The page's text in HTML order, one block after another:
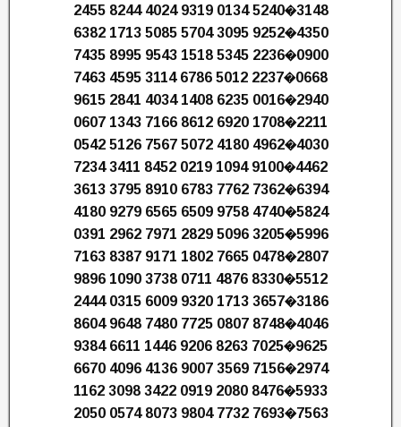
2455 8244 4024 9319 0134 5240�3148
6382 1713 5085 5704 3095 9252�4350
7435 8995 9543 1518 5345 2236�0900
7463 4595 3114 6786 5012 2237�0668
9615 2841 4034 1408 6235 0016�2940
0607 1343 7166 8612 6920 1708�2211
0542 5126 7567 5072 4180 4962�4030
7234 3411 8452 0219 1094 9100�4462
3613 3795 8910 6783 7762 7362�6394
4180 9279 6565 6509 9758 4740�5824
0391 2962 7971 2829 5096 3205�5996
7163 8387 9171 1802 7665 0478�2807
9896 1090 3738 0711 4876 8330�5512
2444 0315 6009 9320 1713 3657�3186
8604 9648 7480 7725 0807 8748�4046
9384 6611 1446 9206 8263 7025�9625
6670 4096 4136 9007 3569 7156�2974
1162 3098 3422 0919 2080 8476�5933
2050 0574 8073 9804 7732 7693�7563